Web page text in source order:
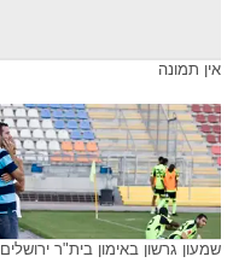
אין תמונה
שמעון גרשון באימון בית"ר ירושלים